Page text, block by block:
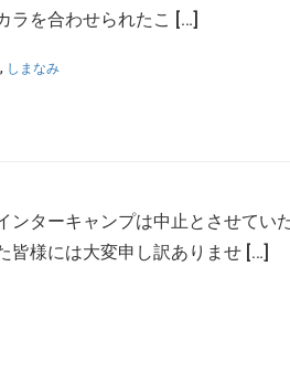
ラを合わせられたこ […]
, しまなみ
ターキャンプは中止とさせてい
皆様には大変申し訳ありませ […]